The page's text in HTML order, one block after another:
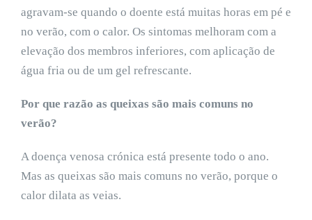
agravam-se quando o doente está muitas horas em pé e
no verão, com o calor. Os sintomas melhoram com a
elevação dos membros inferiores, com aplicação de
água fria ou de um gel refrescante.
Por que razão as queixas são mais comuns no
verão?
A doença venosa crónica está presente todo o ano.
Mas as queixas são mais comuns no verão, porque o
calor dilata as veias.